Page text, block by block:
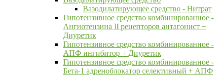
Вазодилатирующее средство - Нитрат
Гипотензивное средство комбинированное -
Ангиотензина II рецепторов антагонист +
Диуретик
Гипотензивное средство комбинированное -
АПФ ингибитор + Диуретик
Гипотензивное средство комбинированное -
Бета-1 адреноблокатор селективный + АПФ